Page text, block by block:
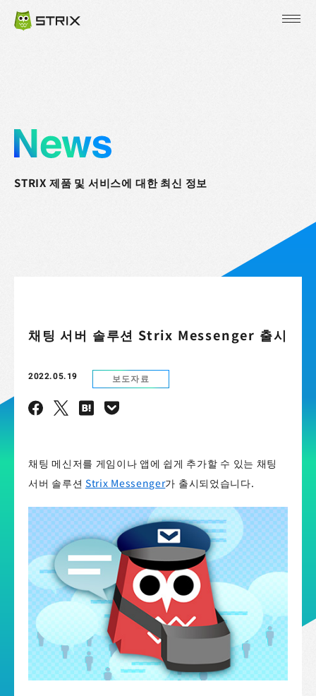
STRIX 제품 및 서비스에 대한 최신 정보
채팅 서버 솔루션 Strix Messenger 출시
2022.05.19 보도자료
채팅 메신저를 게임이나 앱에 쉽게 추가할 수 있는 채팅
서버 솔루션 Strix Messenger가 출시되었습니다.